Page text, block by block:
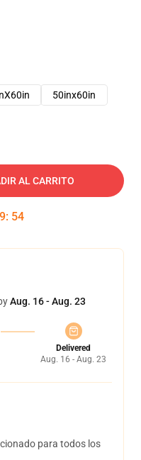
50inx60in
AL CARRITO
: 54
Aug. 16 - Aug. 23
Delivered
Aug. 16 - Aug. 23
para todos los